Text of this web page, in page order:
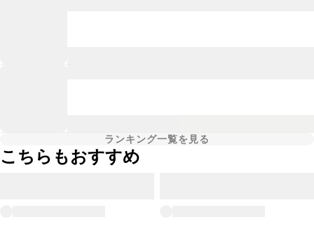
ランキング一覧を見る
こちらもおすすめ